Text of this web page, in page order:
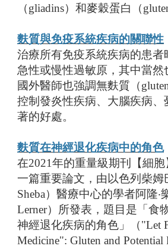
（gliadins）和麥穀蛋白（
麩質與免疫系統疾病的關聯性
治療所有免疫系統疾病的患者
急性或慢性過敏原，其中當然
國外醫師也強調無麩質（
控制發炎性疾病、大腦疾病、
著的好處。
麩質在神經退化疾病中的角色
在2021年的重量級期刊【細胞
一篇重要論文，由以色列柴姆
Sheba）醫療中心的學者阿隆‧
Lerner）所發表，題目是「食
神經退化疾病的角色」（"Let
Medicine": Gluten and Potential